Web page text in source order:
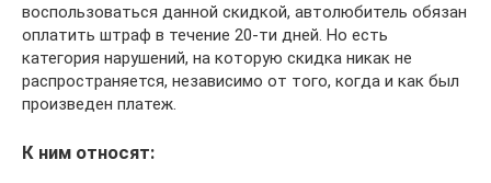
воспользоваться данной скидкой, автолюбитель обязан
оплатить штраф в течение 20-ти дней. Но есть
категория нарушений, на которую скидка никак не
распространяется, независимо от того, когда и как был
произведен платеж.
К ним относят: